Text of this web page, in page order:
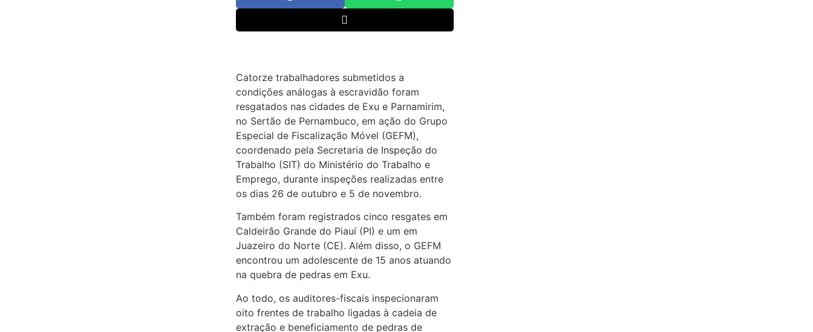
Catorze trabalhadores submetidos a
condições análogas à escravidão foram
resgatados nas cidades de Exu e Parnamirim,
no Sertão de Pernambuco, em ação do Grupo
Especial de Fiscalização Móvel (GEFM),
coordenado pela Secretaria de Inspeção do
Trabalho (SIT) do Ministério do Trabalho e
Emprego, durante inspeções realizadas entre
os dias 26 de outubro e 5 de novembro.
Também foram registrados cinco resgates em
Caldeirão Grande do Piauí (PI) e um em
Juazeiro do Norte (CE). Além disso, o GEFM
encontrou um adolescente de 15 anos atuando
na quebra de pedras em Exu.
Ao todo, os auditores-fiscais inspecionaram
oito frentes de trabalho ligadas à cadeia de
extração e beneficiamento de pedras de